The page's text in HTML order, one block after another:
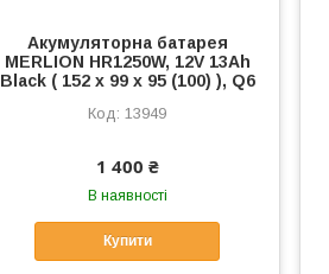
Акумуляторна батарея
MERLION HR1250W, 12V 13Ah
Black ( 152 х 99 х 95 (100) ), Q6
13949
1 400 ₴
В наявності
Купити